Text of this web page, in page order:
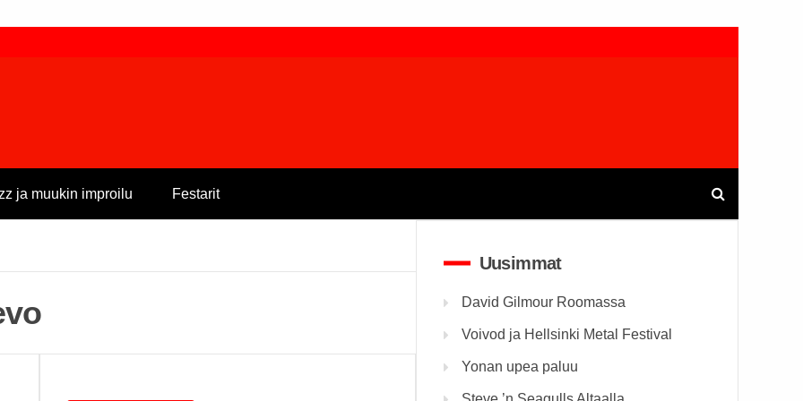
ja muukin improilu Festarit
Uusimmat
David Gilmour Roomassa
Voivod ja Hellsinki Metal Festival
Yonan upea paluu